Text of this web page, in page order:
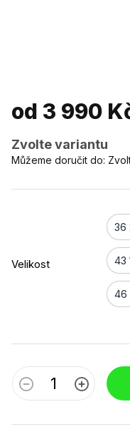
od 3 990
Zvolte variantu
Velikost
36
43
46
Můžeme doručit do: